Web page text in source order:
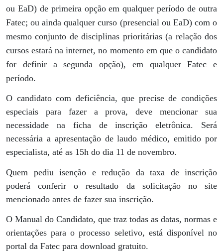
ou EaD) de primeira opção em qualquer período de outra
Fatec; ou ainda qualquer curso (presencial ou EaD) com o
mesmo conjunto de disciplinas prioritárias (a relação dos
cursos estará na internet, no momento em que o candidato
for definir a segunda opção), em qualquer Fatec e
período.
O candidato com deficiência, que precise de condições
especiais para fazer a prova, deve mencionar sua
necessidade na ficha de inscrição eletrônica. Será
necessária a apresentação de laudo médico, emitido por
especialista, até as 15h do dia 11 de novembro.
Quem pediu isenção e redução da taxa de inscrição
poderá conferir o resultado da solicitação no site
mencionado antes de fazer sua inscrição.
O Manual do Candidato, que traz todas as datas, normas e
orientações para o processo seletivo, está disponível no
portal da Fatec para download gratuito.